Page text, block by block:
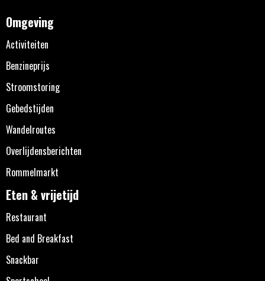
Omgeving
Activiteiten
Benzineprijs
Stroomstoring
Gebedstijden
Wandelroutes
Overlijdensberichten
Rommelmarkt
Eten & vrijetijd
Restaurant
Bed and Breakfast
Snackbar